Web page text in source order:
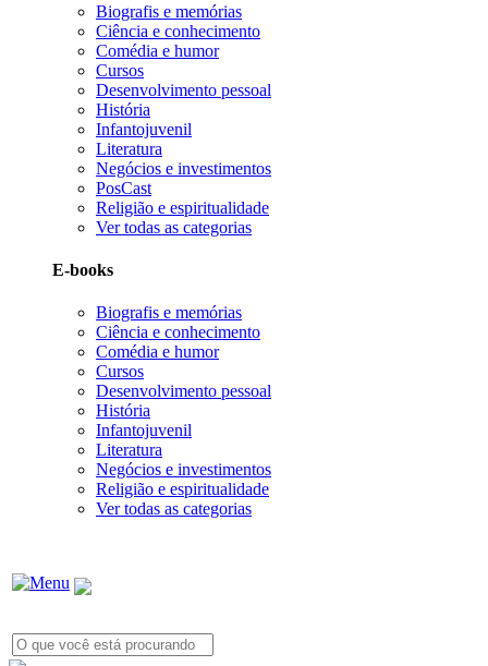
Biografis e memórias
Ciência e conhecimento
Comédia e humor
Cursos
Desenvolvimento pessoal
História
Infantojuvenil
Literatura
Negócios e investimentos
PosCast
Religião e espiritualidade
Ver todas as categorias
E-books
Biografis e memórias
Ciência e conhecimento
Comédia e humor
Cursos
Desenvolvimento pessoal
História
Infantojuvenil
Literatura
Negócios e investimentos
Religião e espiritualidade
Ver todas as categorias